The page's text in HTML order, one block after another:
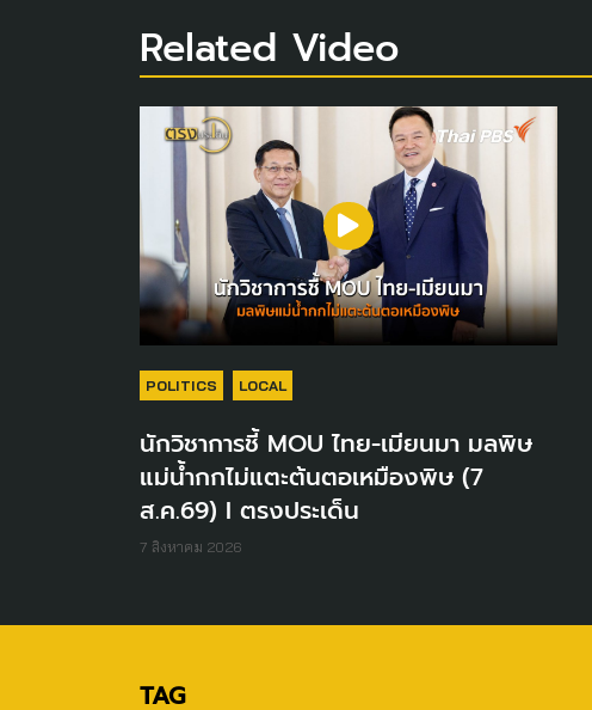
Related Video
POLITICS LOCAL
นักวิชาการชี้ MOU ไทย-เมียนมา มลพิษ
แม่น้ำกกไม่แตะต้นตอเหมืองพิษ (7
ส.ค.69) I ตรงประเด็น
7 สิงหาคม 2026
TAG